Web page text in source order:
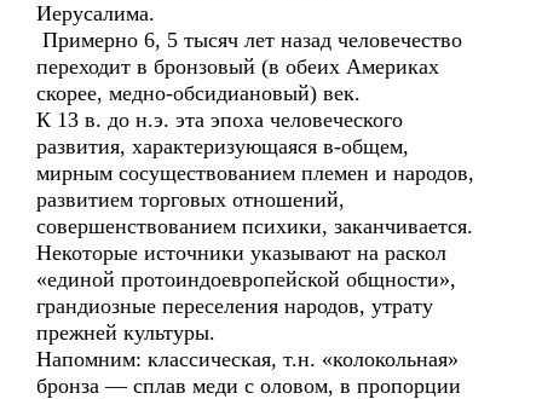
Иерусалима.
Примерно 6, 5 тысяч лет назад человечество
переходит в бронзовый (в обеих Америках
скорее, медно-обсидиановый) век.
К 13 в. до н.э. эта эпоха человеческого
развития, характеризующаяся в-общем,
мирным сосуществованием племен и народов,
развитием торговых отношений,
совершенствованием психики, заканчивается.
Некоторые источники указывают на раскол
«единой протоиндоевропейской общности»,
грандиозные переселения народов, утрату
прежней культуры.
Напомним: классическая, т.н. «колокольная»
бронза — сплав меди с оловом, в пропорции